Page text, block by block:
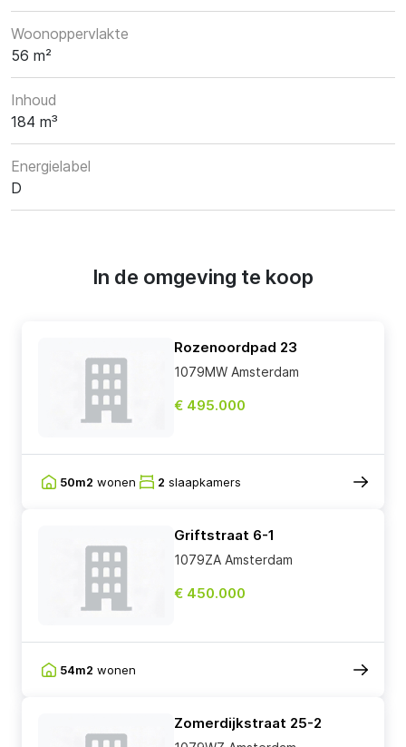
Woonoppervlakte
56 m²
Inhoud
184 m³
Energielabel
D
In de omgeving te koop
Rozenoordpad 23
1079MW Amsterdam
€ 495.000
50m2 wonen 2 slaapkamers
Griftstraat 6-1
1079ZA Amsterdam
€ 450.000
54m2 wonen
Zomerdijkstraat 25-2